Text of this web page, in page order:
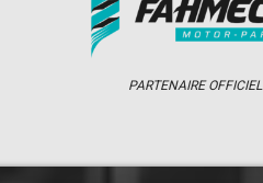
PARTENAIRE OFFICIEL